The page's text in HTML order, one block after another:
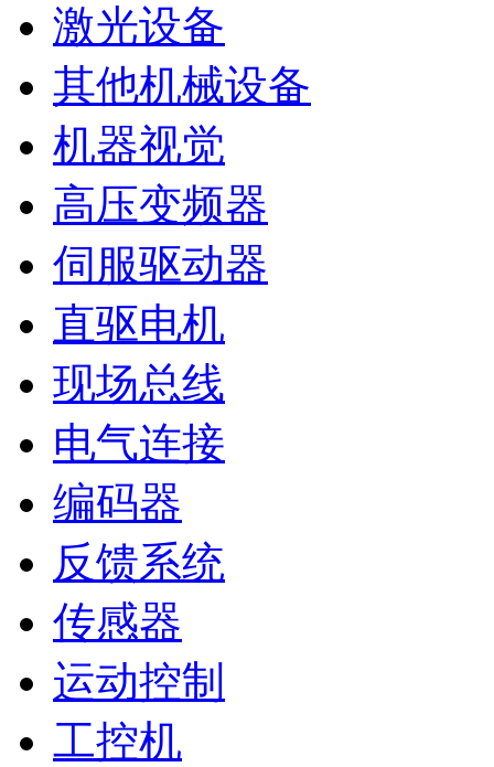
激光设备
其他机械设备
机器视觉
高压变频器
伺服驱动器
直驱电机
现场总线
电气连接
编码器
反馈系统
传感器
运动控制
工控机